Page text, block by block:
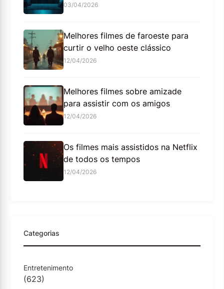
03/04/2026
Melhores filmes de faroeste para
curtir o velho oeste clássico
12/04/2026
Melhores filmes sobre amizade
para assistir com os amigos
12/04/2026
Os filmes mais assistidos na Netflix
de todos os tempos
12/04/2026
Categorias
Entretenimento
(623)